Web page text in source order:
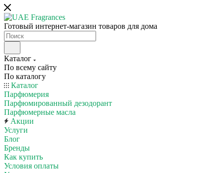
Готовый интернет-магазин товаров для дома
Каталог
По всему сайту
По каталогу
Каталог
Парфюмерия
Парфюмированный дезодорант
Парфюмерные масла
Акции
Услуги
Блог
Бренды
Как купить
Условия оплаты